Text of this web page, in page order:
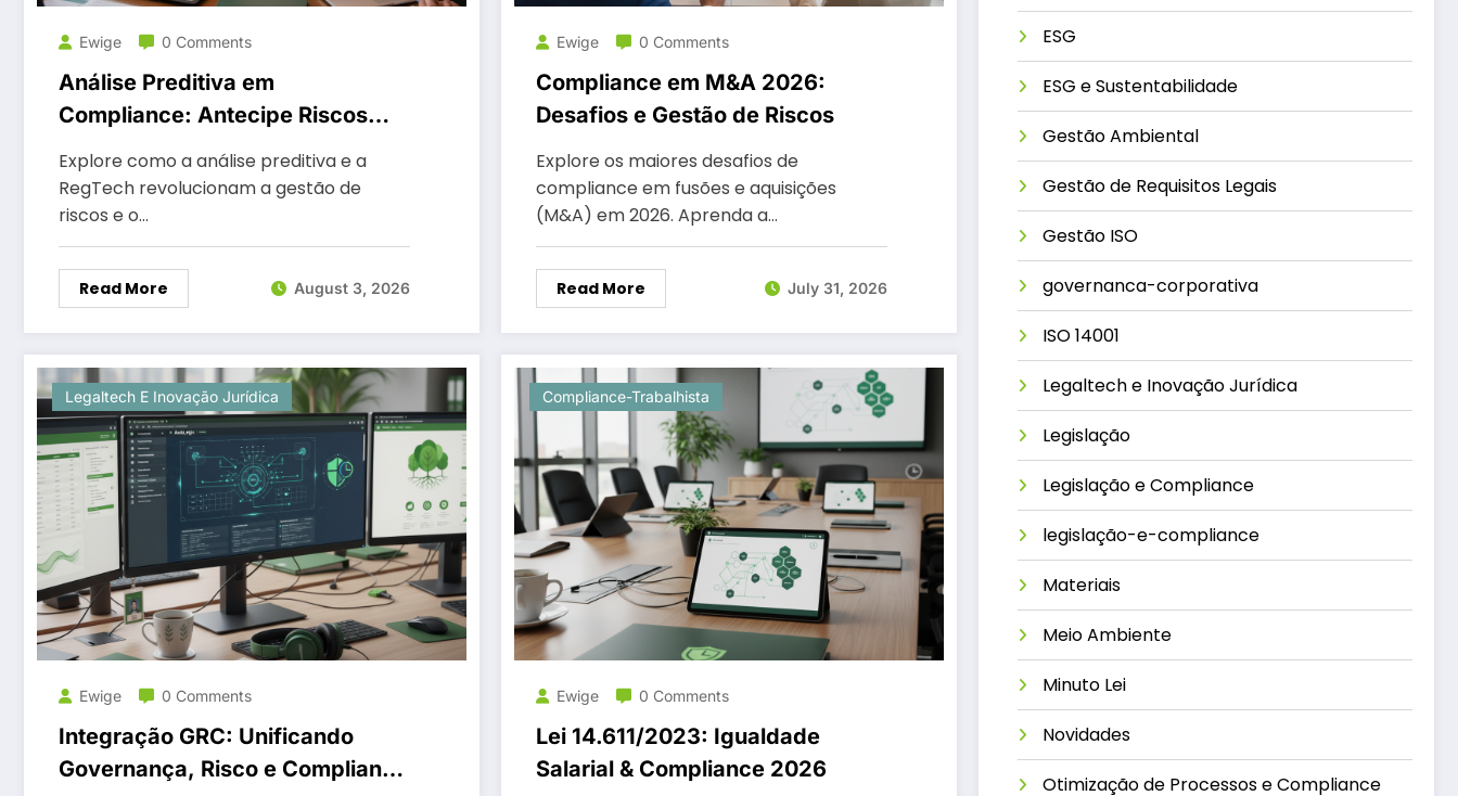
Ewige 0 Comments
Análise Preditiva em
Compliance: Antecipe Riscos
Explore como a análise preditiva e a
RegTech revolucionam a gestão de
riscos e o…
Read More August 3, 2026
Ewige 0 Comments
Compliance em M&A 2026:
Desafios e Gestão de Riscos
Explore os maiores desafios de
compliance em fusões e aquisições
(M&A) em 2026. Aprenda a…
Read More July 31, 2026
Legaltech E Inovação Jurídica
Ewige 0 Comments
Integração GRC: Unificando
Governança, Risco e Compliance
Compliance-Trabalhista
Ewige 0 Comments
Lei 14.611/2023: Igualdade
Salarial & Compliance 2026
ESG
ESG e Sustentabilidade
Gestão Ambiental
Gestão de Requisitos Legais
Gestão ISO
governanca-corporativa
ISO 14001
Legaltech e Inovação Jurídica
Legislação
Legislação e Compliance
legislação-e-compliance
Materiais
Meio Ambiente
Minuto Lei
Novidades
Otimização de Processos e Compliance